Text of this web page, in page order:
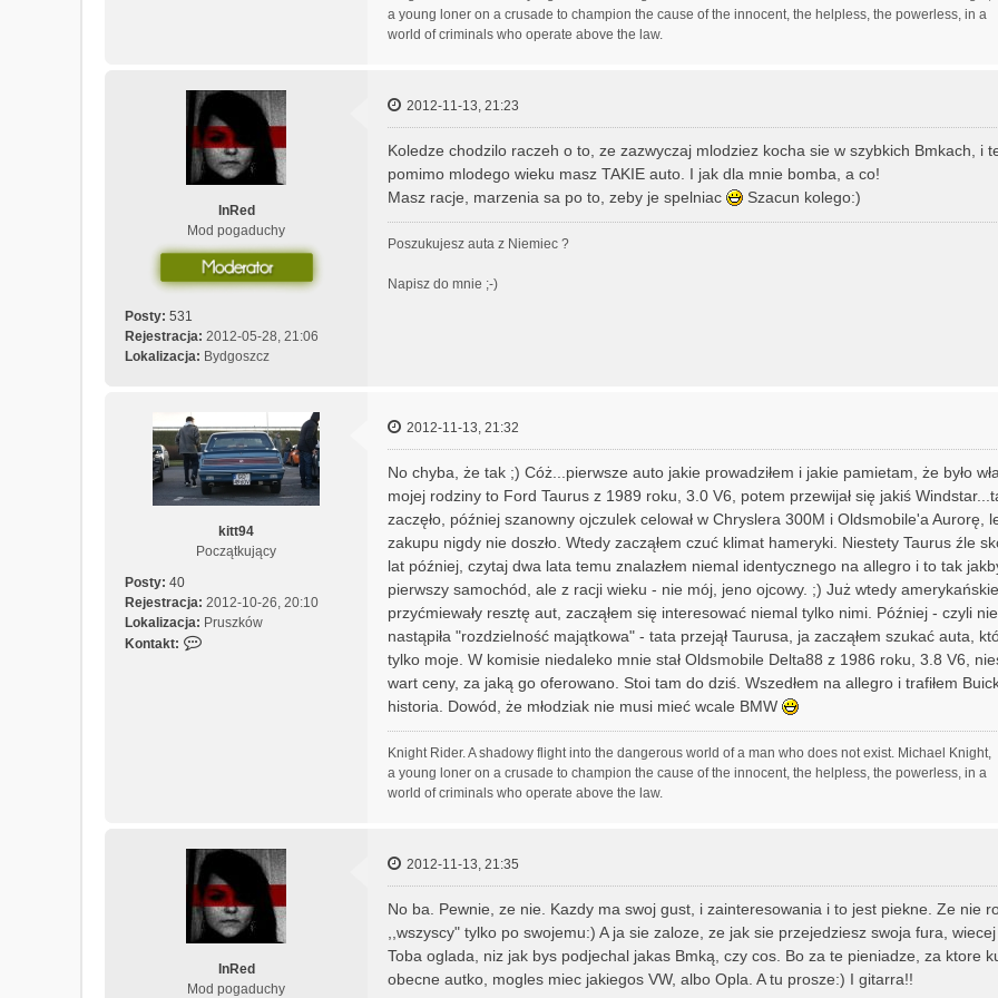
k
u
j
z
k
i
9
4
a young loner on a crusade to champion the cause of the innocent, the helpless, the powerless, in a
world of criminals who operate above the law.
InRed
Mod pogaduchy
Posty: 531
Rejestracja: 2012-05-28, 21:06
Lokalizacja: Bydgoszcz
2012-11-13, 21:23
Koledze chodzilo raczeh o to, ze zazwyczaj mlodziez kocha sie w szybkich Bmkach, i
pomimo mlodego wieku masz TAKIE auto. I jak dla mnie bomba, a co!
Masz racje, marzenia sa po to, zeby je spelniac
Szacun kolego:)
Poszukujesz auta z Niemiec ?
Napisz do mnie ;-)
kitt94
Początkujący
Posty: 40
Rejestracja: 2012-10-26, 20:10
Lokalizacja: Pruszków
Kontakt:
i
ę
z
k
i
t
2012-11-13, 21:32
No chyba, że tak ;) Cóż...pierwsze auto jakie prowadziłem i jakie pamietam, że było
mojej rodziny to Ford Taurus z 1989 roku, 3.0 V6, potem przewijał się jakiś
zaczęło, później szanowny ojczulek celował w Chryslera 300M i Oldsmobile'a Aurorę,
zakupu nigdy nie doszło. Wtedy zacząłem czuć klimat hameryki. Niestety Taurus źle
lat później, czytaj dwa lata temu znalazłem niemal identycznego na allegro i to tak
pierwszy samochód, ale z racji wieku - nie mój, jeno ojcowy. ;) Już wtedy
przyćmiewały resztę aut, zacząłem się interesować niemal tylko nimi. Później - czyli
nastąpiła "rozdzielność majątkowa" - tata przejął Taurusa, ja zacząłem szukać auta,
tylko moje. W komisie niedaleko mnie stał Oldsmobile Delta88 z 1986 roku, 3.8 V6,
wart ceny, za jaką go oferowano. Stoi tam do dziś. Wszedłem na allegro i trafiłem
historia. Dowód, że młodziak nie musi mieć wcale BMW
Knight Rider. A shadowy flight into the dangerous world of a man who does not exist. Michael Knight,
a young loner on a crusade to champion the cause of the innocent, the helpless, the powerless, in a
world of criminals who operate above the law.
InRed
Mod pogaduchy
2012-11-13, 21:35
No ba. Pewnie, ze nie. Kazdy ma swoj gust, i zainteresowania i to jest piekne. Ze nie
,,wszyscy" tylko po swojemu:) A ja sie zaloze, ze jak sie przejedziesz swoja fura,
Toba oglada, niz jak bys podjechal jakas Bmką, czy cos. Bo za te pieniadze, za ktore
obecne autko, mogles miec jakiegos VW, albo Opla. A tu prosze:) I gitarra!!